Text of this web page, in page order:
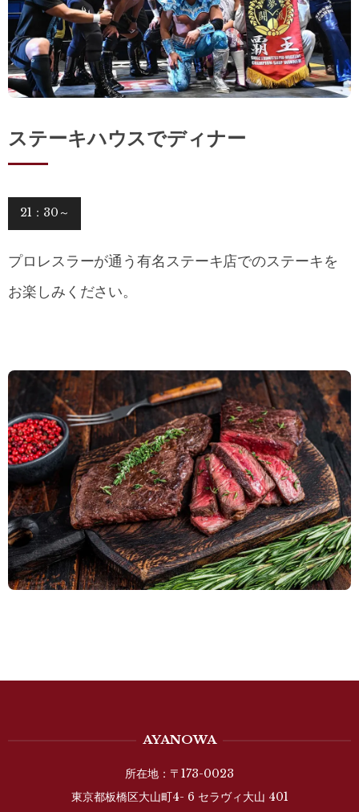
ステーキハウスでディナー
21：30～
プロレスラーが通う有名ステーキ店でのステーキを
お楽しみください。
AYANOWA
所在地：〒173-0023
東京都板橋区大山町4- 6 セラヴィ大山 401